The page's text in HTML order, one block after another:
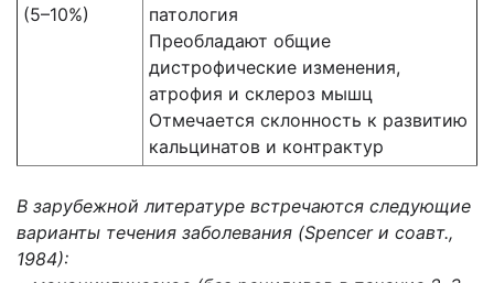
(5–10%)
патология
Преобладают общие
дистрофические изменения,
атрофия и склероз мышц
Отмечается склонность к развитию
кальцинатов и контрактур
В зарубежной литературе встречаются следующие
варианты течения заболевания (Spencer и соавт.,
1984):